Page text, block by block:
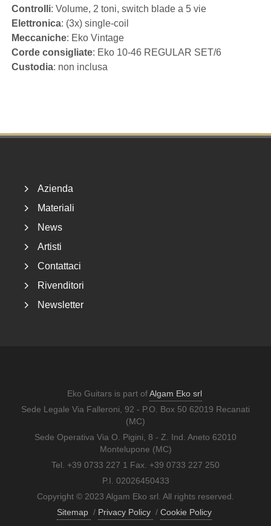
Controlli: Volume, 2 toni, switch blade a 5 vie
Elettronica: (3x) single-coil
Meccaniche: Eko Vintage
Corde consigliate: Eko 10-46 REGULAR SET/6
Custodia: non inclusa
Azienda
Materiali
News
Artisti
Contattaci
Rivenditori
Newsletter
Eko Guitars is part ofAlgam Eko srl
Sede Legale Via Falleroni, 92 - P.O. Box 50 62019 Recanati
(MC)
Sede Operativa Via O. Pigini, 8 - Z. Ind. Aneto 62010
Montelupone (MC)
Tel. +39 0733 227 1 Fax. +39 0733 227 250
P.I. 02026450433
Copyright © 2023 Algam Eko srl. All rights reserved.
Sitemap / Privacy Policy / Cookie Policy